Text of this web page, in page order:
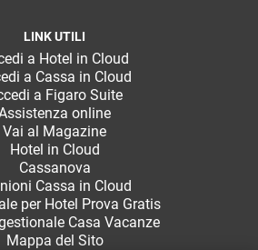
LINK UTILI
a Hotel in Cloud
a Cassa in Cloud
a Figaro Suite
online
Vai al Magazine
Hotel in Cloud
Cassanova
Cassa in Cloud
per Hotel Prova Gratis
Casa Vacanze
Mappa del Sito